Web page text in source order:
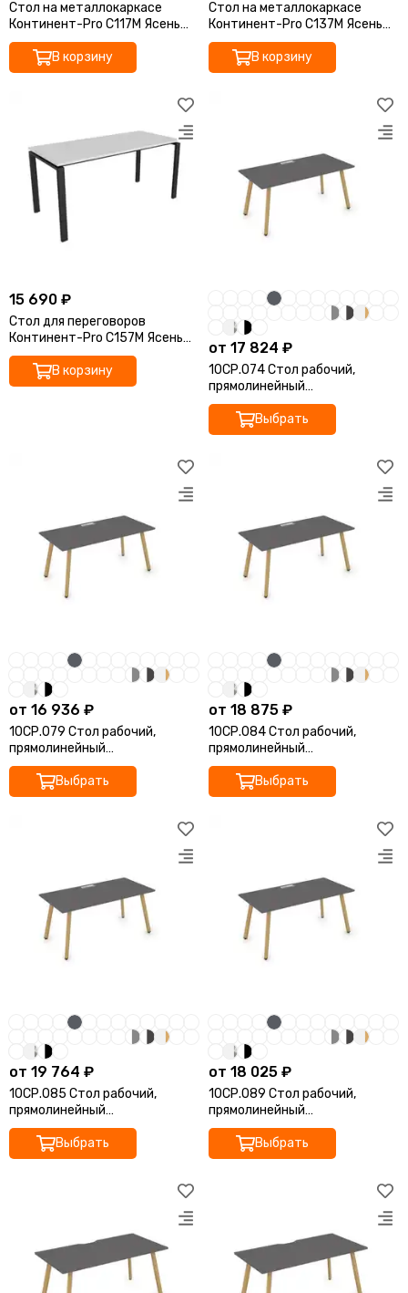
Офисные столы бенч-система
Локеры
Стол на металлокаркасе
Континент-Pro С117М Ясень
Анкор белый 1170х720х750
В корзину
Стол на металлокаркасе
Континент-Pro С137М Ясень
Анкор белый 1370х720х750
В корзину
15 690 ₽
Стол для переговоров
Континент-Pro С157М Ясень
Анкор белый 1570х720х750
В корзину
от 17 824 ₽
10СР.074 Стол рабочий,
прямолинейный
(1600*700*750)
Выбрать
от 16 936 ₽
10СР.079 Стол рабочий,
прямолинейный
(1400*700*750)
Выбрать
от 18 875 ₽
10СР.084 Стол рабочий,
прямолинейный
(1600*800*750)
Выбрать
от 19 764 ₽
10СР.085 Стол рабочий,
прямолинейный
(1800*800*750)
Выбрать
от 18 025 ₽
10СР.089 Стол рабочий,
прямолинейный
(1400*800*750)
Выбрать